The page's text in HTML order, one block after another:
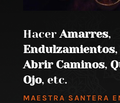
Hacer Amarres,
Endulzamientos
Abrir Caminos,
Ojo, etc.
MAESTRA SANTERA